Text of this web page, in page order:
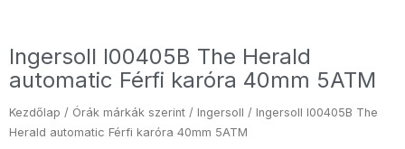
Ingersoll I00405B The Herald
automatic Férfi karóra 40mm 5ATM
Kezdőlap / Órák márkák szerint / Ingersoll / Ingersoll I00405B The
Herald automatic Férfi karóra 40mm 5ATM